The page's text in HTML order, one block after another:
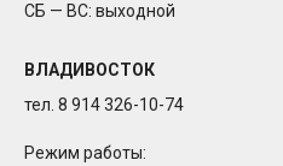
СБ — ВС: выходной
ВЛАДИВОСТОК
тел. 8 914 326-10-74
Режим работы: